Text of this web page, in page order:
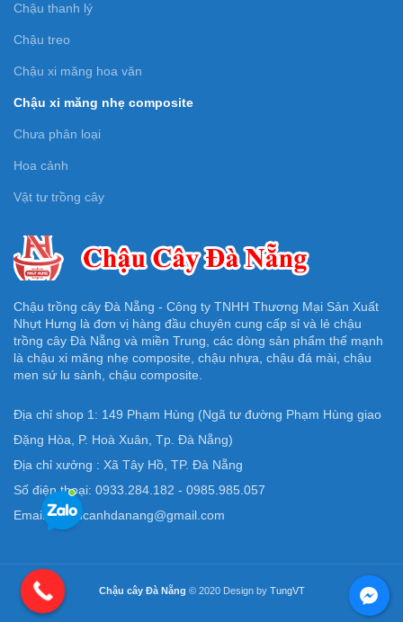
Chậu thanh lý
Chậu treo
Chậu xi măng hoa văn
Chậu xi măng nhẹ composite
Chưa phân loại
Hoa cảnh
Vật tư trồng cây
Chậu trồng cây Đà Nẵng - Công ty TNHH Thương Mại Sản Xuất
Nhựt Hưng là đơn vị hàng đầu chuyên cung cấp sỉ và lẻ chậu
trồng cây Đà Nẵng và miền Trung, các dòng sản phẩm thế mạnh
là chậu xi măng nhẹ composite, chậu nhựa, chậu đá mài, chậu
men sứ lu sành, chậu composite.
Địa chỉ shop 1: 149 Phạm Hùng (Ngã tư đường Phạm Hùng giao
Đặng Hòa, P. Hoà Xuân, Tp. Đà Nẵng)
Địa chỉ xưởng : Xã Tây Hồ, TP. Đà Nẵng
Số điện thoại: 0933.284.182 - 0985.985.057
Email: Chaucanhdanang@gmail.com
Chậu cây Đà Nẵng © 2020 Design by TungVT